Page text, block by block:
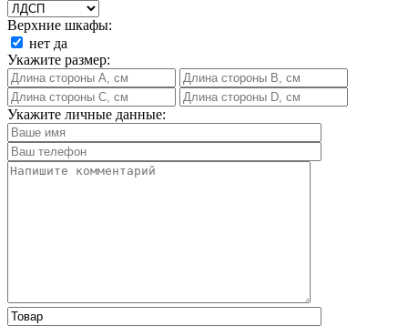
Верхние шкафы:
нет да
Укажите размер:
Укажите личные данные: